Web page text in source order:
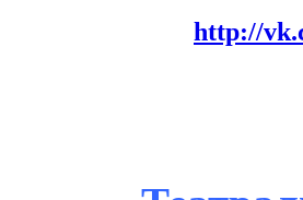
http://